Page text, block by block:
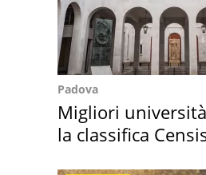
Padova
Migliori
la classifica